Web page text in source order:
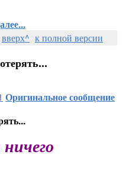
вверх^ к полной версии
Оригинальное сообщение